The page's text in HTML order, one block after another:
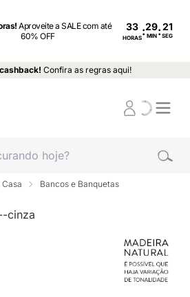
Aproveite a SALE com até
60% OFF
33
HORAS: MIN : SEG
Confira as regras aqui!
Casa Bancos e Banquetas